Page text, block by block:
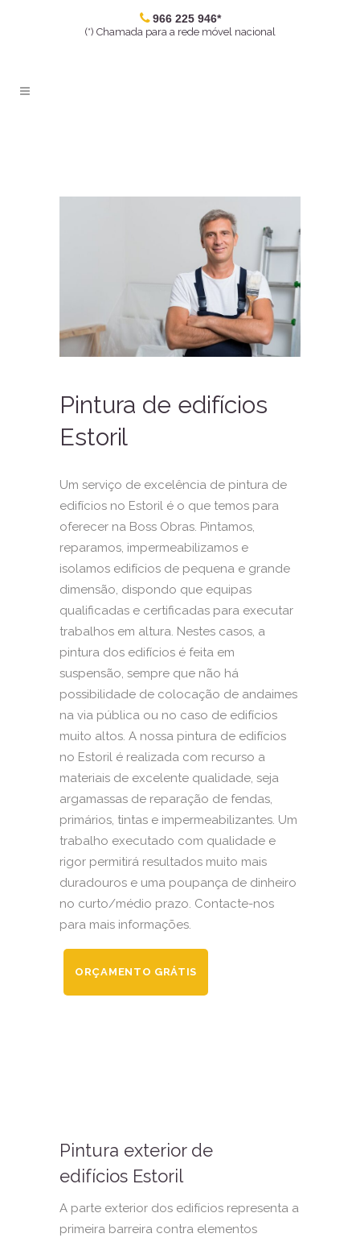
966 225 946*
(*) Chamada para a rede móvel nacional
Pintura de edifícios
Estoril
Um serviço de excelência de pintura de
edifícios no Estoril é o que temos para
oferecer na Boss Obras. Pintamos,
reparamos, impermeabilizamos e
isolamos edifícios de pequena e grande
dimensão, dispondo que equipas
qualificadas e certificadas para executar
trabalhos em altura. Nestes casos, a
pintura dos edifícios é feita em
suspensão, sempre que não há
possibilidade de colocação de andaimes
na via pública ou no caso de edifícios
muito altos. A nossa pintura de edifícios
no Estoril é realizada com recurso a
materiais de excelente qualidade, seja
argamassas de reparação de fendas,
primários, tintas e impermeabilizantes. Um
trabalho executado com qualidade e
rigor permitirá resultados muito mais
duradouros e uma poupança de dinheiro
no curto/médio prazo. Contacte-nos
para mais informações.
ORÇAMENTO GRÁTIS
Pintura exterior de
edifícios Estoril
A parte exterior dos edifícios representa a
primeira barreira contra elementos